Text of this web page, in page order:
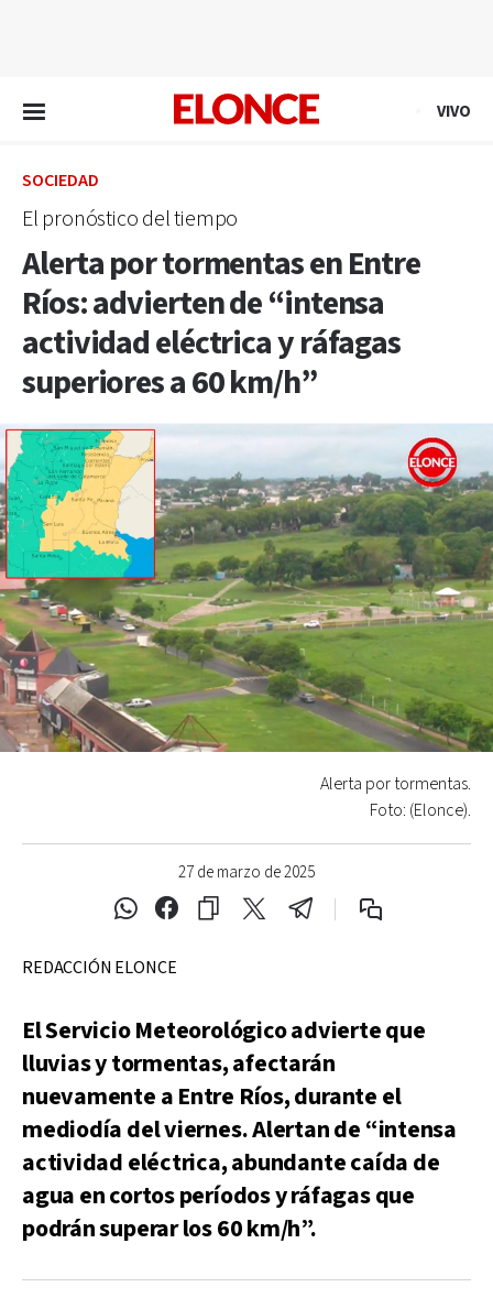
VIVO
SOCIEDAD
El pronóstico del tiempo
Alerta por tormentas en Entre
Ríos: advierten de “intensa
actividad eléctrica y ráfagas
superiores a 60 km/h”
27 de marzo de 2025
Alerta por tormentas.
Foto: (Elonce).
REDACCIÓN ELONCE
El Servicio Meteorológico advierte que
lluvias y tormentas, afectarán
nuevamente a Entre Ríos, durante el
mediodía del viernes. Alertan de “intensa
actividad eléctrica, abundante caída de
agua en cortos períodos y ráfagas que
podrán superar los 60 km/h”.